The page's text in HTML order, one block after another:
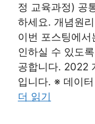
정 교육과정) 공
하세요. 개념원
이번 포스팅에
인하실 수 있도
공합니다. 2022
입니다. ※ 데이
더 읽기